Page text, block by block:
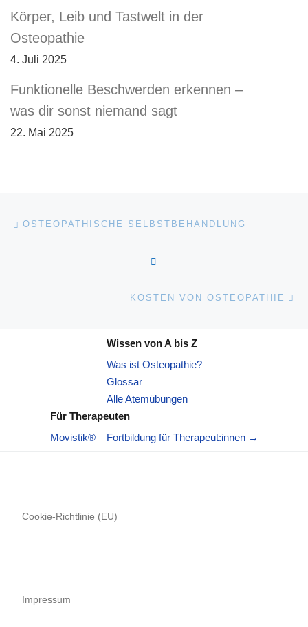
Körper, Leib und Tastwelt in der
Osteopathie
4. Juli 2025
Funktionelle Beschwerden erkennen –
was dir sonst niemand sagt
22. Mai 2025
Beitragsnavigation
OSTEOPATHISCHE SELBSTBEHANDLUNG
KOSTEN VON OSTEOPATHIE
Wissen von A bis Z
Was ist Osteopathie?
Glossar
Alle Atemübungen
Für Therapeuten
Movistik® – Fortbildung für Therapeut:innen →
Cookie-Richtlinie (EU)
Impressum